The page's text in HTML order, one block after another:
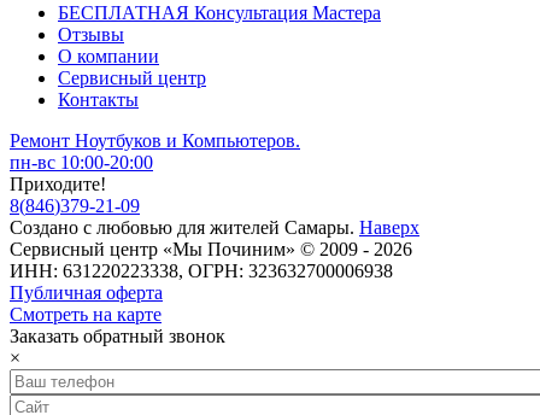
БЕСПЛАТНАЯ Консультация Мастера
Отзывы
О компании
Сервисный центр
Контакты
Ремонт Ноутбуков и Компьютеров.
пн-вс 10:00-20:00
Приходите!
8(846)379-21-09
Создано с любовью для жителей Самары. Наверх
Сервисный центр «Мы Починим» © 2009 - 2026
ИНН: 631220223338, ОГРН: 323632700006938
Публичная оферта
Смотреть на карте
Заказать обратный звонок
×